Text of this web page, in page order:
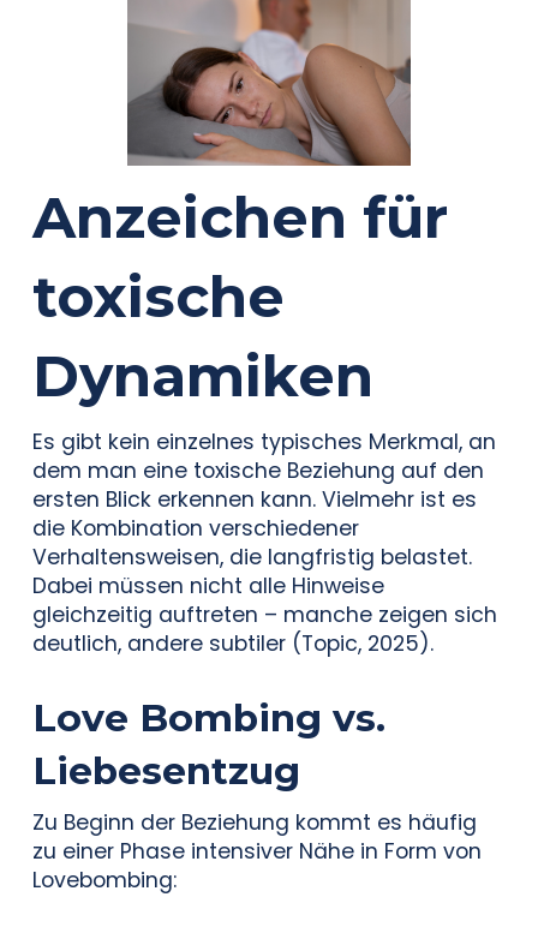
Anzeichen für
toxische
Dynamiken
Es gibt kein einzelnes typisches Merkmal, an
dem man eine toxische Beziehung auf den
ersten Blick erkennen kann. Vielmehr ist es
die Kombination verschiedener
Verhaltensweisen, die langfristig belastet.
Dabei müssen nicht alle Hinweise
gleichzeitig auftreten – manche zeigen sich
deutlich, andere subtiler (Topic, 2025).
Love Bombing vs.
Liebesentzug
Zu Beginn der Beziehung kommt es häufig
zu einer Phase intensiver Nähe in Form von
Lovebombing: